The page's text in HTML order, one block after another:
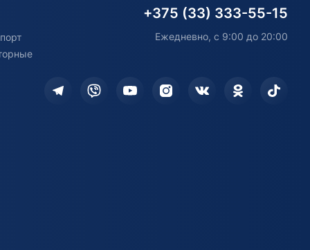
+375 (33) 333-55-15
Ежедневно, с 9:00 до 20:00